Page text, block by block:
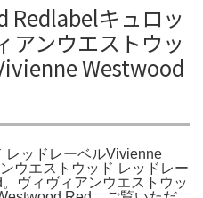
Redlabelキュロッ
アンウエストウッ
Westwood
レッドレーベルVivienne
ウエストウッド レッドレー
ヴィヴィアンウエストウッ